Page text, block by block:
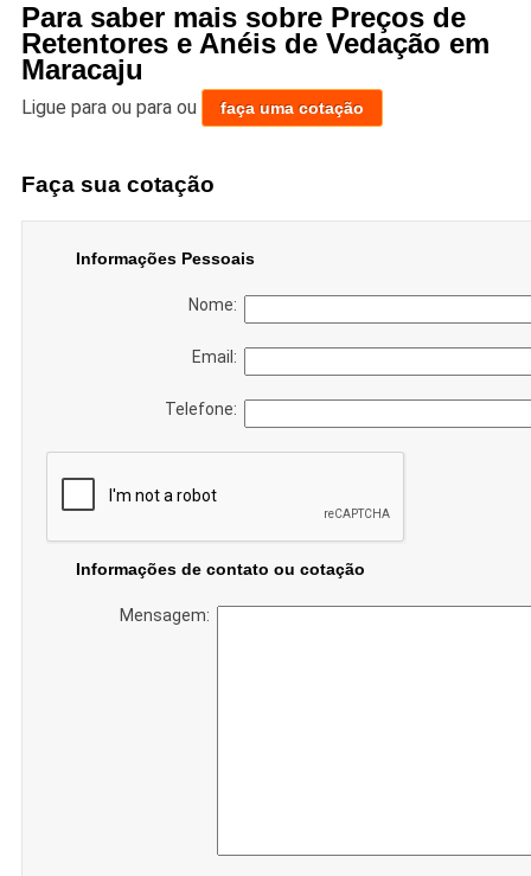
Para saber mais sobre Preços de
Retentores e Anéis de Vedação em
Maracaju
Ligue para ou para ou faça uma cotação
Faça sua cotação
Informações Pessoais
Nome:
Email:
Telefone:
Informações de contato ou cotação
Mensagem: